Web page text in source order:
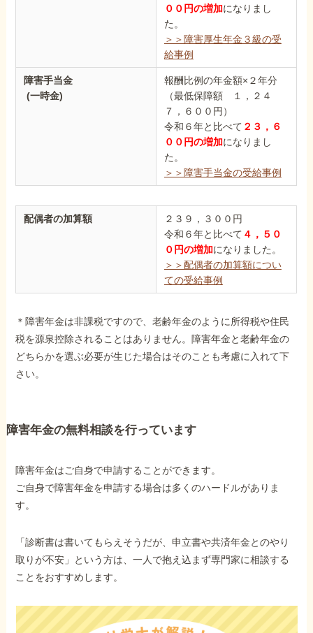
００円の増加になりまし
た。
＞＞障害厚生年金３級の受
給事例
障害手当金
(一時金)
報酬比例の年金額×２年分
（最低保障額 １，２４
７，６００円）
令和６年と比べて ２３，６
００円の増加になりまし
た。
＞＞障害手当金の受給事例
配偶者の加算額
２３９，３００円
令和６年と比べて ４，５０
０円の増加になりました。
＞＞配偶者の加算額につい
ての受給事例
＊障害年金は非課税ですので、老齢年金のように所得税や住民
税を源泉控除されることはありません。障害年金と老齢年金の
どちらかを選ぶ必要が生じた場合はそのことも考慮に入れて下
さい。
障害年金の無料相談を行っています
障害年金はご自身で申請することができます。
ご自身で障害年金を申請する場合は多くのハードルがありま
す。
「診断書は書いてもらえそうだが、申立書や共済年金とのやり
取りが不安」という方は、一人で抱え込まず専門家に相談する
ことをおすすめします。